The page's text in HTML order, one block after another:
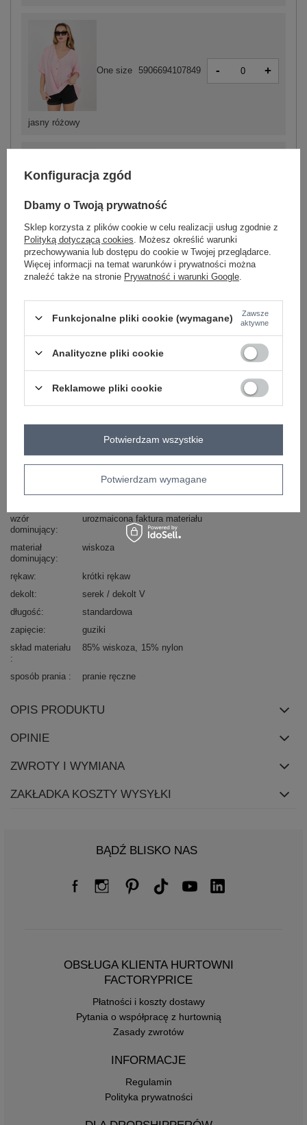
jasny różowy
One size 5906694107849 - +
miętowy
One size 5906694107825
ZALOGUJ SIĘ I ZOBACZ CENĘ
Masz pytanie? Chętnie pomożemy.
Zadzwoń+48 601 547 740 Zadaj pytanie
skład materiału : 85% wiskoza, 15% nylon
sposób prania : pranie ręczne
Kod produktu
IT-BZ-81891.49
ITALY MODA
wzór
dominujący
urozmaicona faktura materiału
materiał
dominujący
wiskoza
rękaw
krótki rękaw
dekolt
serek / dekolt V
długość
standardowa
zapięcie
guziki
skład materiału
85% wiskoza 15% nylon
sposób prania pranie ręczne
OPIS PRODUKTU
OPINIE
ZWROTY I WYMIANA
ZAKŁADKA KOSZTY WYSYŁKI
BĄDŹ BLISKO NAS
OBSŁUGA KLIENTA HURTOWNI
FACTORYPRICE
Płatności i koszty dostawy
Pytania o współpracę z hurtownią
Zasady zwrotów
INFORMACJE
Regulamin
Polityka prywatności
Konfiguracja zgód
Dbamy o Twoją prywatność
Sklep korzysta z plików cookie w celu realizacji usług zgodnie z
Polityką dotyczącą cookies . Możesz określić warunki
przechowywania lub dostępu do cookie w Twojej przeglądarce.
Więcej informacji na temat warunków i prywatności można
znaleźć także na stronie Prywatność i warunki Google
Funkcjonalne pliki cookie (wymagane)
Zawsze
aktywne
Analityczne pliki cookie
Reklamowe pliki cookie
Potwierdzam wymagane
Potwierdzam wszystkie